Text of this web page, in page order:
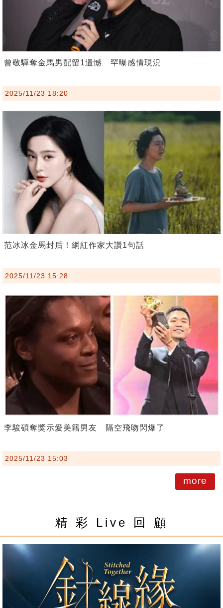
曾敬驊奪金馬男配留1遺憾 罕曝感情現況
2025/11/23 18:20
范冰冰金馬封后！網紅作家大讚1句話
2025/11/23 15:28
李駿碩奪獎示愛美籍男友 隔空飛吻閃爆了
2025/11/23 15:03
more
精 彩 Live 回 顧